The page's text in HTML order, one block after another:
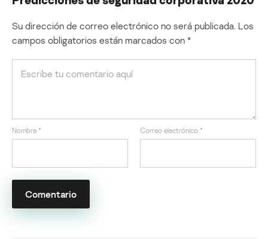
Su dirección de correo electrónico no será publicada. Los
campos obligatorios están marcados con *
Nombre * Correo electrónico *